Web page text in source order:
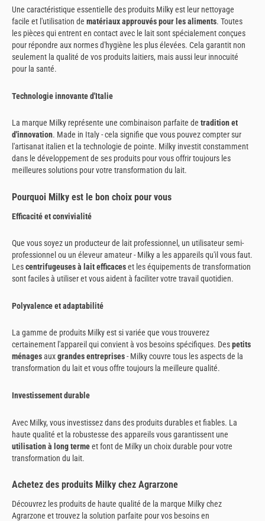
Une caractéristique essentielle des produits Milky est leur nettoyage
facile et l'utilisation de matériaux approuvés pour les aliments. Toutes
les pièces qui entrent en contact avec le lait sont spécialement conçues
pour répondre aux normes d'hygiène les plus élevées. Cela garantit non
seulement la qualité de vos produits laitiers, mais aussi leur innocuité
pour la santé.
Technologie innovante d'Italie
La marque Milky représente une combinaison parfaite de tradition et
d'innovation. Made in Italy - cela signifie que vous pouvez compter sur
l'artisanat italien et la technologie de pointe. Milky investit constamment
dans le développement de ses produits pour vous offrir toujours les
meilleures solutions pour votre transformation du lait.
Pourquoi Milky est le bon choix pour vous
Efficacité et convivialité
Que vous soyez un producteur de lait professionnel, un utilisateur semi-
professionnel ou un éleveur amateur - Milky a les appareils qu'il vous faut.
Lescentrifugeuses à lait efficaceset les équipements de transformation
sont faciles à utiliser et vous aident à faciliter votre travail quotidien.
Polyvalence et adaptabilité
La gamme de produits Milky est si variée que vous trouverez
certainement l'appareil qui convient à vos besoins spécifiques. Despetits
ménagesauxgrandes entreprises- Milky couvre tous les aspects de la
transformation du lait et vous offre toujours la meilleure qualité.
Investissement durable
Avec Milky, vous investissez dans des produits durables et fiables. La
haute qualité et la robustesse des appareils vous garantissent une
utilisation à long termeet font de Milky un choix durable pour votre
transformation du lait.
Achetez des produits Milky chez Agrarzone
Découvrez les produits de haute qualité de la marque Milky chez
Agrarzone et trouvez la solution parfaite pour vos besoins en